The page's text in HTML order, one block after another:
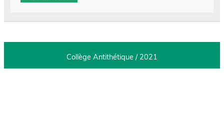
Collège Antithétique / 2021